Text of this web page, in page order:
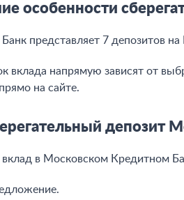
особенности
представляет 7 депозитов
вклада напрямую зависят от
прямо на сайте.
депозит
в Московском Кредитном